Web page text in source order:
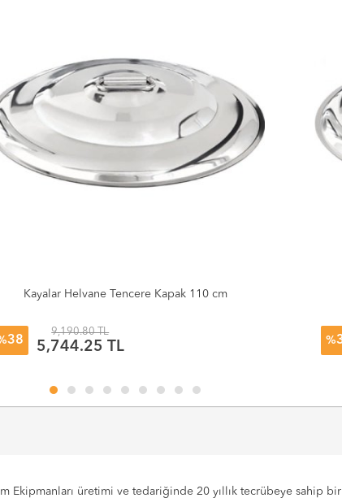
Kayalar Helvane Tencere Kapak 110 cm
38
9,190.80 TL
5,744.25 TL %
Ekipmanları üretimi ve tedariğinde 20 yıllık tecrübeye sahip